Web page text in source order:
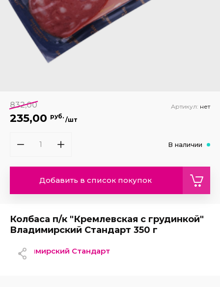
Колбаса п/к "Кремлевская с грудинкой"
Владимирский Стандарт 350 г
Владимирский Стандарт
832,00
235,00 руб. /шт
Артикул: нет
В наличии
Добавить в список покупок